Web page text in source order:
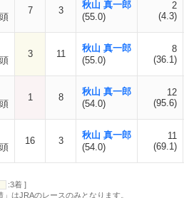
7 3
秋山 真一郎
(55.0)
2
(4.3)
3 11
秋山 真一郎
(55.0)
8
(36.1)
1 8
秋山 真一郎
(54.0)
12
(95.6)
16 3
秋山 真一郎
(54.0)
11
(69.1)
:3着 ]
はJRAのレースのみとなります。